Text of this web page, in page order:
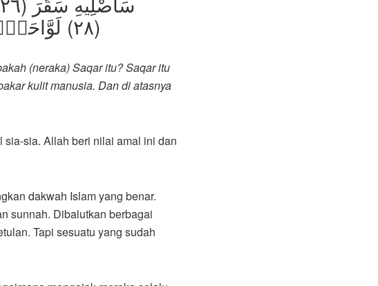
(٢٨) لَوَّاحَةٌۭ لِّلْبَشَرِ (٢٩) عَلَيْهَا تِسْعَةَ عَشَرَ (٣٠)
(neraka) Saqar itu? Saqar itu
kulit manusia. Dan di atasnya
sia-sia. Allah beri nilai amal ini dan
dakwah Islam yang benar.
sunnah. Dibalutkan berbagai
Tapi sesuatu yang sudah